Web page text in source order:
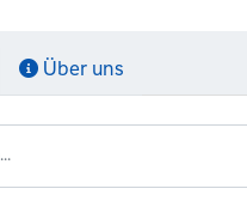
Über uns